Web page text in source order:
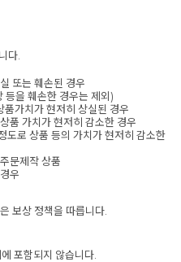
다.
또는 훼손된 경우
등을 훼손한 경우는 제외)
가치가 현저히 상실된 경우
품 가치가 현저히 감소한 경우
도로 상품 등의 가치가 현저히 감소한
문제작 상품
우
보상 정책을 따릅니다.
포함되지 않습니다.